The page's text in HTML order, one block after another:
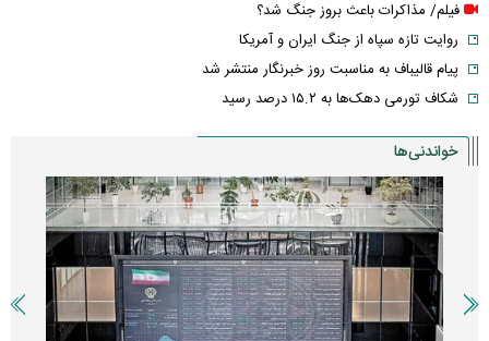
فیلم/ مذاکرات باعث بروز جنگ شد؟
روایت تازه سپاه از جنگ ایران و آمریکا
پیام قالیباف به مناسبت روز خبرنگار منتشر شد
شکاف تورمی دهک‌ها به ۱۵.۲ درصد رسید
خواندنی‌ها